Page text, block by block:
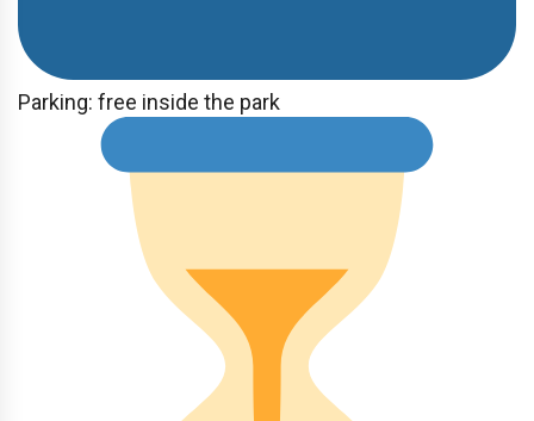
Parking: free inside the park